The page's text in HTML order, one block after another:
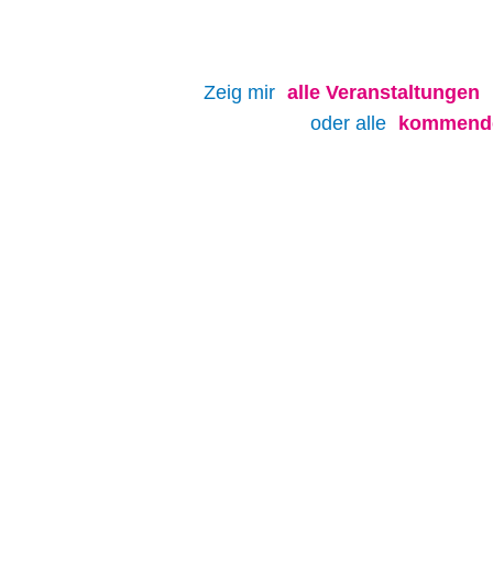
Zeig mir alle Veranstaltungen
oder alle